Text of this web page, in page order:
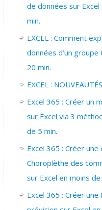
de données sur
min.
EXCEL : Comment
données d’un groupe
20 min.
EXCEL :
Excel 365 : Créer un
sur Excel via 3
de 5 min.
Excel 365 : Créer une
Choroplèthe des
sur Excel en moins de
Excel 365 : Créer une